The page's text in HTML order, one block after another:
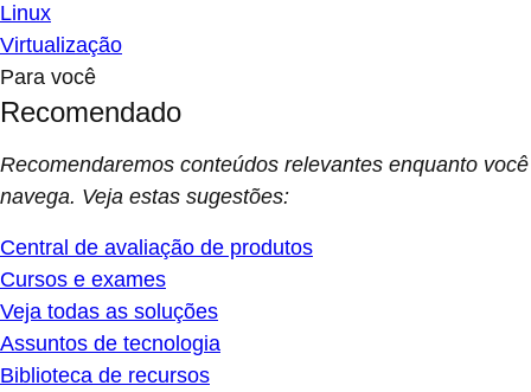
Linux
Virtualização
Para você
Recomendado
Recomendaremos conteúdos relevantes enquanto você
navega. Veja estas sugestões:
Central de avaliação de produtos
Cursos e exames
Veja todas as soluções
Assuntos de tecnologia
Biblioteca de recursos